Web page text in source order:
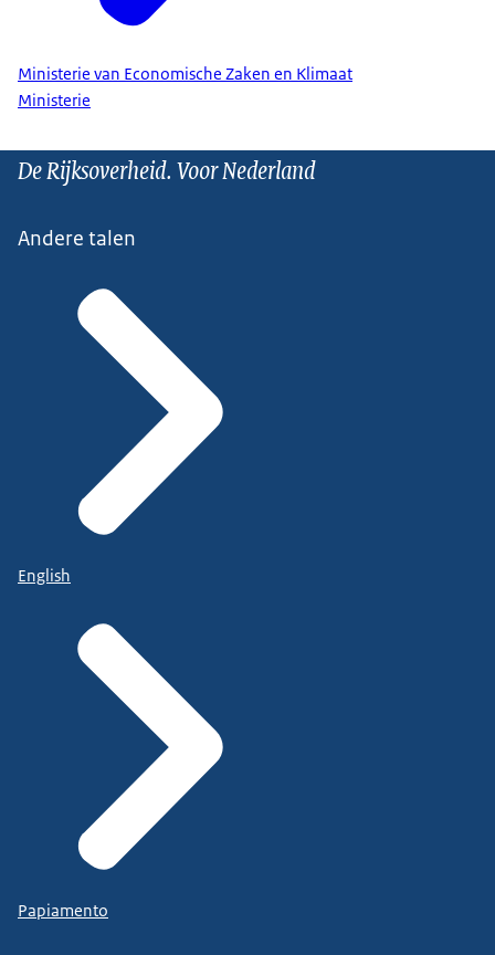
Ministerie van Economische Zaken en Klimaat
Ministerie
De Rijksoverheid. Voor Nederland
Andere talen
English
Papiamento